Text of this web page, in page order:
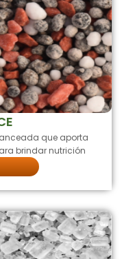
que aporta
brindar nutrición